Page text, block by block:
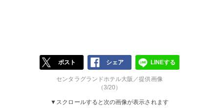
ポスト シェア LINEする
センタラグランドホテル大阪／提供画像
（3/20）
▼スクロールすると次の画像が表示されます